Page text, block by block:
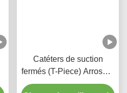
Catéters de suction
fermés (T-Piece) Arroseur
automatique 72H Pour